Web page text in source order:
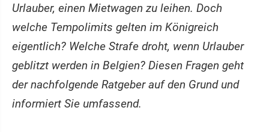
Urlauber, einen Mietwagen zu leihen. Doch
welche Tempolimits gelten im Königreich
eigentlich? Welche Strafe droht, wenn Urlauber
geblitzt werden in Belgien? Diesen Fragen geht
der nachfolgende Ratgeber auf den Grund und
informiert Sie umfassend.